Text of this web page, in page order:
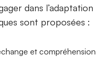
dans l’adaptation
sont proposées :
et compréhension